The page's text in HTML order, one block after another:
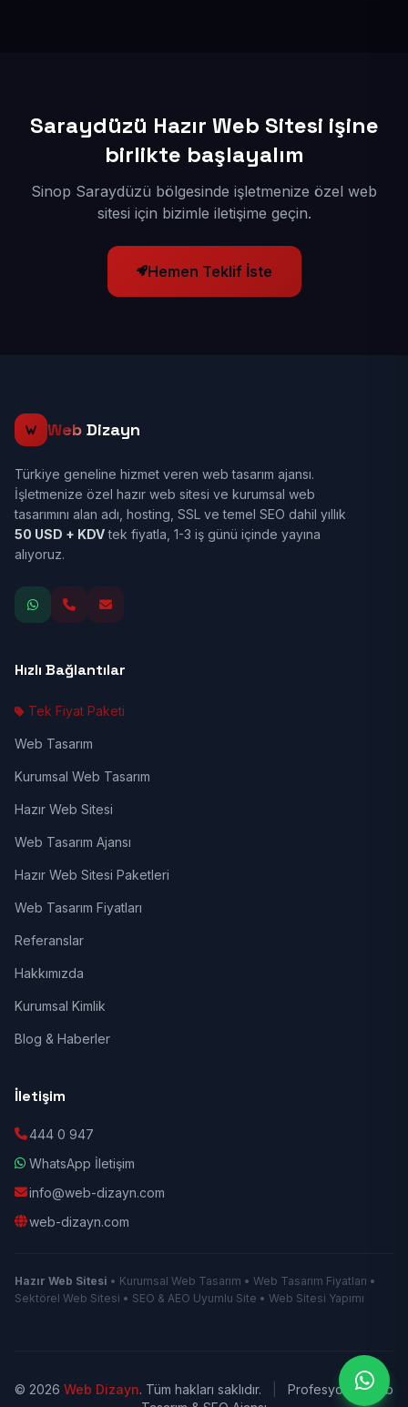
Saraydüzü Hazır Web Sitesi işine
birlikte başlayalım
Sinop Saraydüzü bölgesinde işletmenize özel web
sitesi için bizimle iletişime geçin.
Hemen Teklif İste
Web Dizayn
Türkiye geneline hizmet veren web tasarım ajansı.
İşletmenize özel hazır web sitesi ve kurumsal web
tasarımını alan adı, hosting, SSL ve temel SEO dahil yıllık
50 USD + KDVtek fiyatla, 1-3 iş günü içinde yayına
alıyoruz.
Hızlı Bağlantılar
Tek Fiyat Paketi
Web Tasarım
Kurumsal Web Tasarım
Hazır Web Sitesi
Web Tasarım Ajansı
Hazır Web Sitesi Paketleri
Web Tasarım Fiyatları
Referanslar
Hakkımızda
Kurumsal Kimlik
Blog & Haberler
İletişim
444 0 947
WhatsApp İletişim
info@web-dizayn.com
web-dizayn.com
Hazır Web Sitesi • Kurumsal Web Tasarım • Web Tasarım Fiyatları •
Sektörel Web Sitesi • SEO & AEO Uyumlu Site • Web Sitesi Yapımı
© 2026 Web Dizayn. Tüm hakları saklıdır.
Profesyonel Web